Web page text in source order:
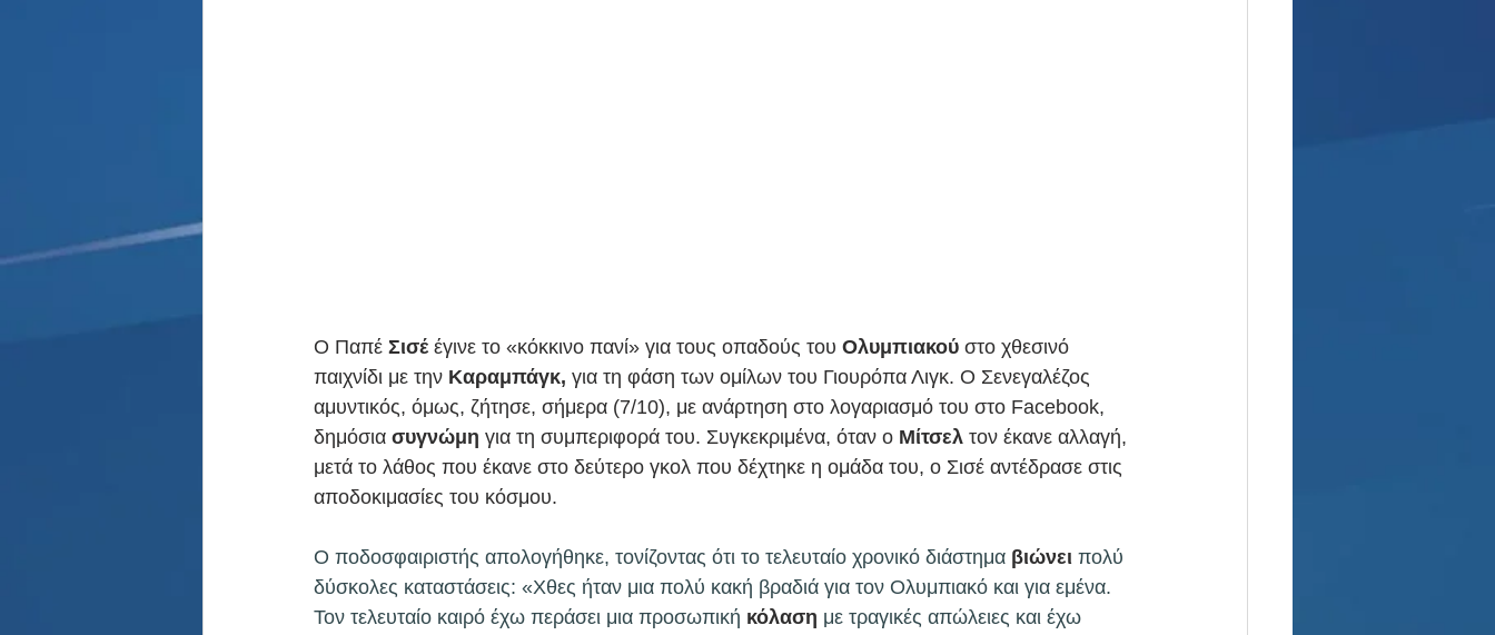
Ο Παπέ Σισέ έγινε το «κόκκινο πανί» για τους οπαδούς του Ολυμπιακού στο χθεσινό
παιχνίδι με την Καραμπάγκ, για τη φάση των ομίλων του Γιουρόπα Λιγκ. Ο Σενεγαλέζος
αμυντικός, όμως, ζήτησε, σήμερα (7/10), με ανάρτηση στο λογαριασμό του στο Facebook,
δημόσια συγνώμη για τη συμπεριφορά του. Συγκεκριμένα, όταν ο Μίτσελ τον έκανε αλλαγή,
μετά το λάθος που έκανε στο δεύτερο γκολ που δέχτηκε η ομάδα του, ο Σισέ αντέδρασε στις
αποδοκιμασίες του κόσμου.
Ο ποδοσφαιριστής απολογήθηκε, τονίζοντας ότι το τελευταίο χρονικό διάστημα βιώνει πολύ
δύσκολες καταστάσεις: «Χθες ήταν μια πολύ κακή βραδιά για τον Ολυμπιακό και για εμένα.
Τον τελευταίο καιρό έχω περάσει μια προσωπική κόλαση με τραγικές απώλειες και έχω